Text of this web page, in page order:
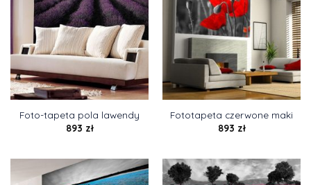
Foto-tapeta pola lawendy
893 zł
Fototapeta czerwone maki
893 zł